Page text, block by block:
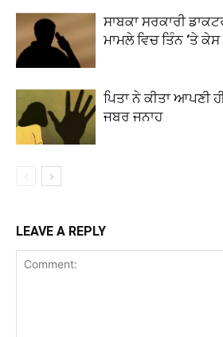
ਸਾਬਕਾ ਸਰਕਾਰੀ
ਮਾਮਲੇ ਵਿਚ ਤਿੰਨ ‘ਤੇ
ਪਿਤਾ ਨੇ ਕੀਤਾ ਆਪਣੀ
ਜਬਰ ਜਨਾਹ
LEAVE A REPLY